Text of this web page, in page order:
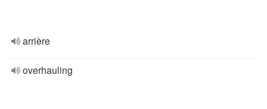
arrière
overhauling